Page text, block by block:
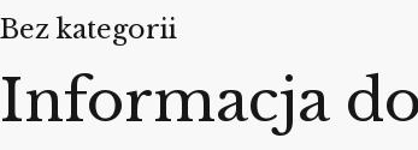
Bez kategorii
Informacja